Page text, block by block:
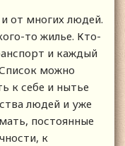
от многих людей.
то жилье. Кто-
и каждый
можно
к себе и нытье
людей и уже
постоянные
к